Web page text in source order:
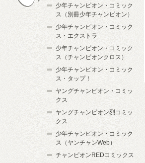
少年チャンピオン・コミック
ス（別冊少年チャンピオン）
少年チャンピオン・コミック
ス・エクストラ
少年チャンピオン・コミック
ス（チャンピオンクロス）
少年チャンピオン・コミック
ス・タップ！
ヤングチャンピオン・コミッ
クス
ヤングチャンピオン烈コミッ
クス
少年チャンピオン・コミック
ス（ヤンチャンWeb）
チャンピオンREDコミックス